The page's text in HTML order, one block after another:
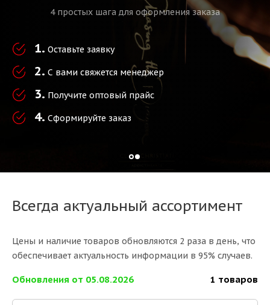
4 простых шага для оформления заказа
1. Оставьте заявку
2. С вами свяжется менеджер
3. Получите оптовый прайс
4. Сформируйте заказ
Всегда актуальный ассортимент
Цены и наличие товаров обновляются 2 раза в день, что
обеспечивает актуальность информации в 95% случаев.
Обновления от 05.08.2026 1 товаров